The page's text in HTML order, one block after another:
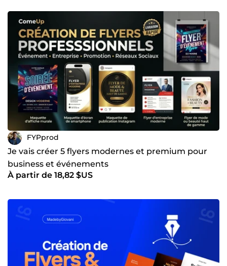
FYPprod
Je vais créer 5 flyers modernes et premium pour
business et événements
À partir de 18,82 $US